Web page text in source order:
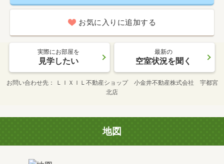
お気に入りに追加する
実際にお部屋を
見学したい
最新の
空室状況を聞く
お問い合わせ先
ＬＩＸＩＬ不動産ショップ 小金井不動産株式会社 宇都宮
北店
地図